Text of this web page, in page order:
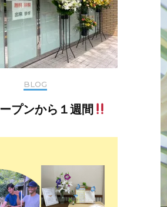
BLOG
プンから１週間